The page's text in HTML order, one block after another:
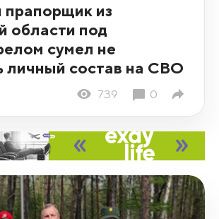
из
области под
сумел не
личный состав на СВО
739 0